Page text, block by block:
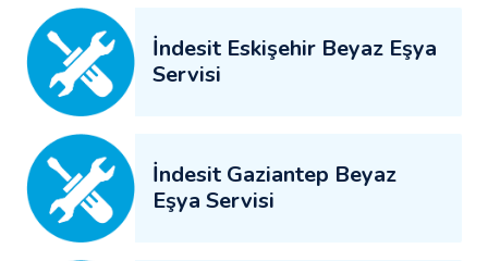
İndesit Eskişehir Beyaz Eşya
Servisi
İndesit Gaziantep Beyaz
Eşya Servisi